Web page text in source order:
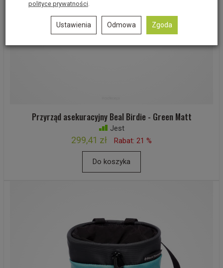
Przyrząd asekuracyjny Beal Birdie - Green Matt
Jest
299,41 zł Rabat: 21 %
Do koszyka
polityce prywatności
Ustawienia Odmowa Zgoda